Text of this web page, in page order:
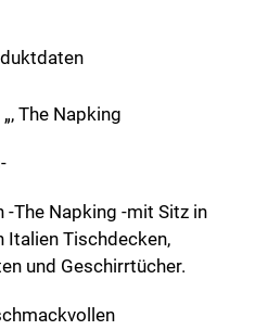
The Napking
-The Napking -mit Sitz in
Tischdecken,
und Geschirrtücher.